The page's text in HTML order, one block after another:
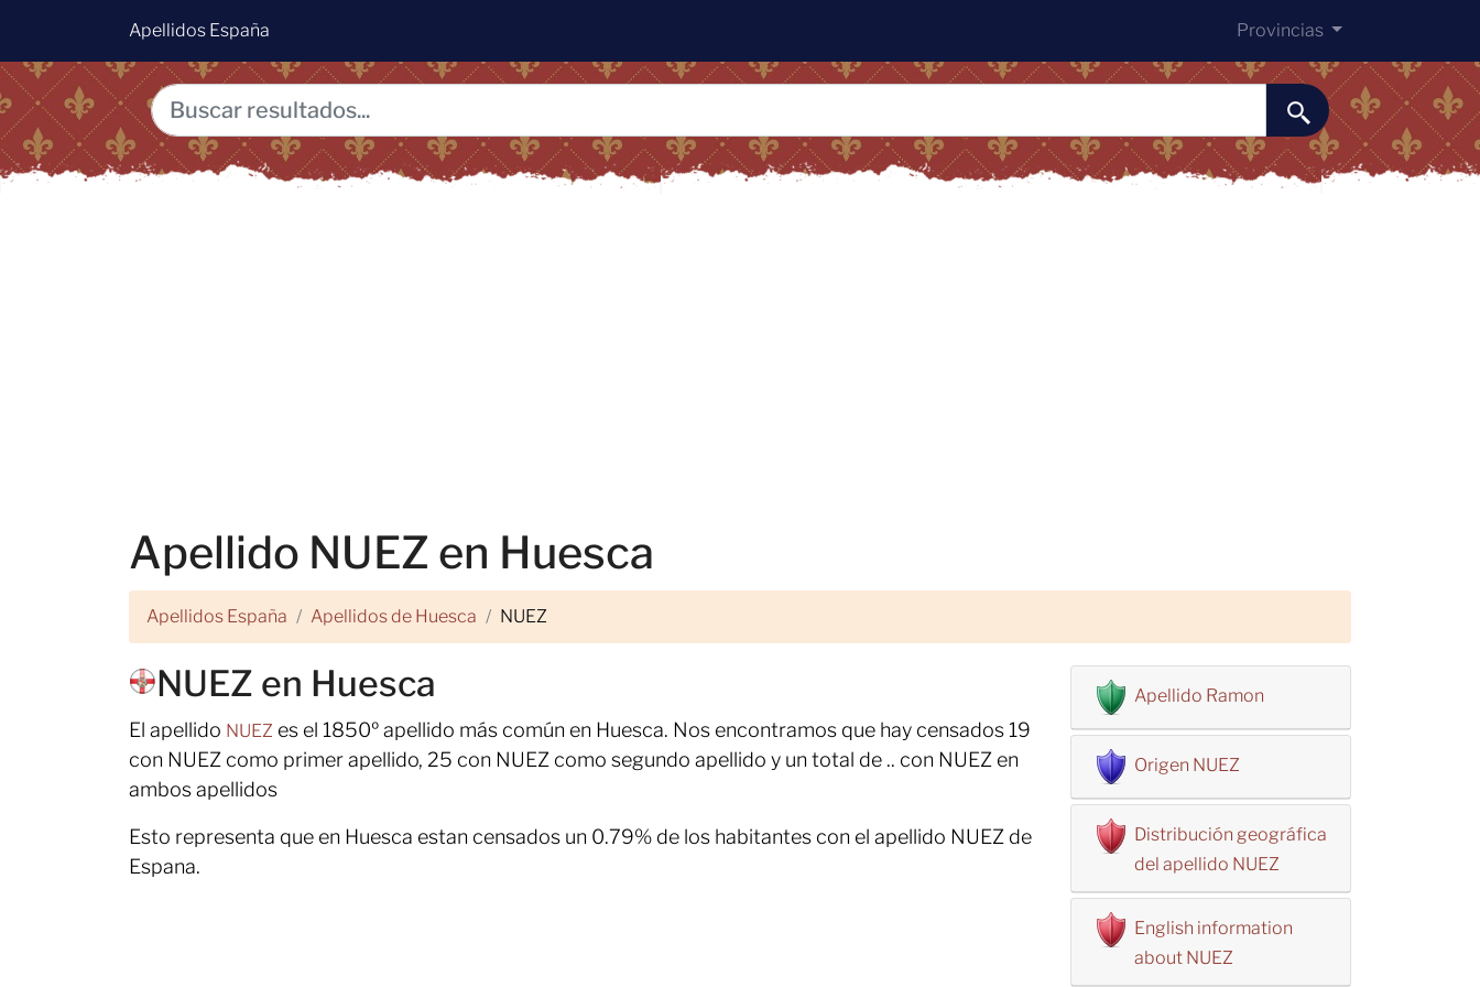
Apellidos España Provincias
Apellido NUEZ en Huesca
Apellidos España Apellidos de Huesca NUEZ
NUEZ en Huesca
El apellido NUEZ es el 1850º apellido más común en Huesca. Nos encontramos que hay censados 19
con NUEZ como primer apellido, 25 con NUEZ como segundo apellido y un total de .. con NUEZ en
ambos apellidos
Esto representa que en Huesca estan censados un 0.79% de los habitantes con el apellido NUEZ de
Espana.
Apellido Ramon
Origen NUEZ
Distribución geográfica
del apellido NUEZ
English information
about NUEZ